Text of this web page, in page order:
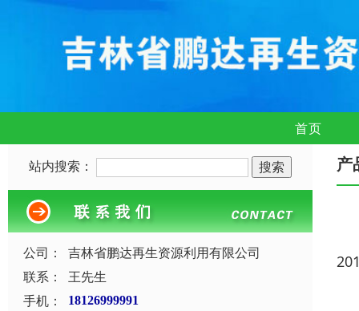
首页
站内搜索：
公司：
吉林省鹏达再生资源利用有限公司
联系：
王先生
手机：
18126999991
产